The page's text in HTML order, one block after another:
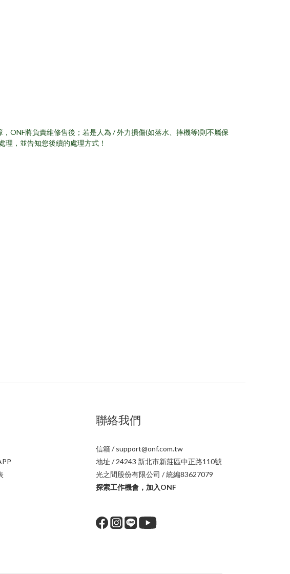
ONF將負責維修售後；若是人為 / 外力損傷(如落水、摔機等)則不屬保
，並告知您後續的處理方式！
聯絡我們
信箱 / support@onf.com.tw
地址 / 24243 新北市新莊區中正路110號
光之間股份有限公司 / 統編83627079
探索工作機會，加入ONF